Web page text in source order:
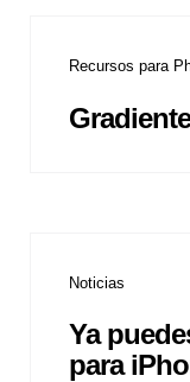
Recursos para
Noticias
Ya
para